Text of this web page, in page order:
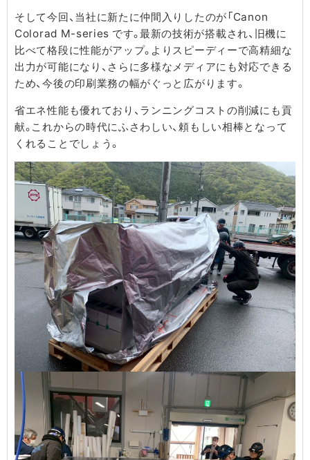
そして今回、当社に新たに仲間入りしたのが「Canon
Colorad M-series です。最新の技術が搭載され、旧機に
比べて格段に性能がアップ。よりスピーディーで高精細な
出力が可能になり、さらに多様なメディアにも対応できる
ため、今後の印刷業務の幅がぐっと広がります。
省エネ性能も優れており、ランニングコストの削減にも貢
献。これからの時代にふさわしい、頼もしい相棒となって
くれることでしょう。